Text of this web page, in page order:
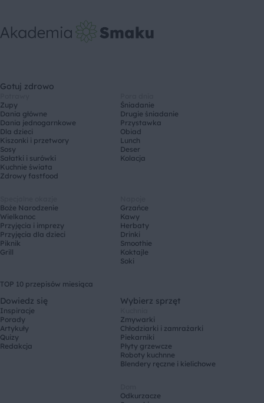
Gotuj zdrowo
Zupy
Dania główne
Dania jednogarnkowe
Dla dzieci
Kiszonki i przetwory
Sosy
Sałatki i surówki
Kuchnie świata
Zdrowy fastfood
Śniadanie
Drugie śniadanie
Przystawka
Obiad
Lunch
Deser
Kolacja
Boże Narodzenie
Wielkanoc
Przyjęcia i imprezy
Przyjęcia dla dzieci
Piknik
Grill
Grzańce
Kawy
Herbaty
Drinki
Smoothie
Koktajle
Soki
TOP 10 przepisów miesiąca
Dowiedz się
Inspiracje
Porady
Artykuły
Quizy
Redakcja
Wybierz sprzęt
Zmywarki
Chłodziarki i zamrażarki
Piekarniki
Płyty grzewcze
Roboty kuchnne
Blendery ręczne i kielichowe
Odkurzacze